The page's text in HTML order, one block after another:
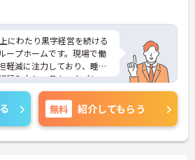
にわたり黒字経営を続ける
ープホームです。現場で働
軽減に注力しており、睡眠
録入力システム、タブレッ
新の介護DXを積極的に導入
間の見守りや事務作業の
入居者様とじっくり向き合
を実現しています。介護福
という高水準の給与体系が
無料 紹介してもらう